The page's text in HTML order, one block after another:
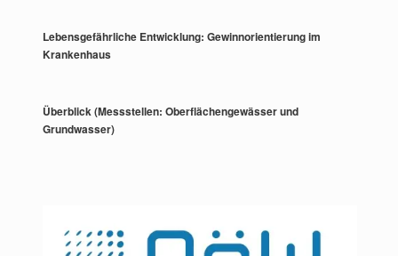
Lebensgefährliche Entwicklung: Gewinnorientierung im
Krankenhaus
Überblick (Messstellen: Oberflächengewässer und
Grundwasser)